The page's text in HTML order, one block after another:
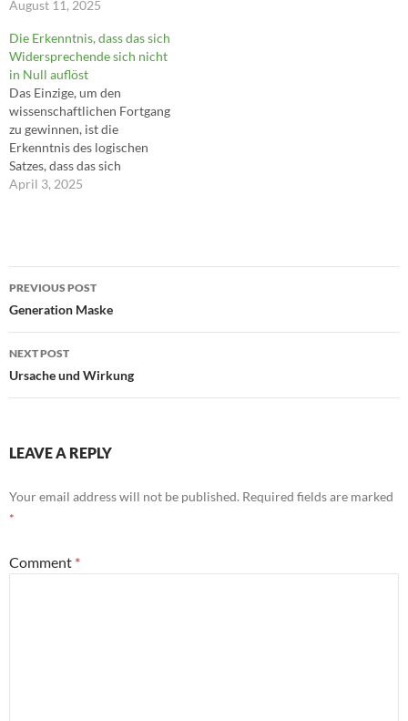
des Dogmas überhaupt. An
Dogmas wird ein anderes,
vielleicht das sozialistische
oder das wissenschaftliche,
treten. Seine
Erscheinungsformen und
psychischen Wirkungen
werden von denen des
religösen nicht…
August 11, 2025
Die Erkenntnis, dass das sich
Widersprechende sich nicht
in Null auflöst
Das Einzige, um den
wissenschaftlichen Fortgang
zu gewinnen, ist die
Erkenntnis des logischen
Satzes, dass das sich
Widersprechende sich nicht
Friedrich Hegel
April 3, 2025
Post
navigation
PREVIOUS POST
Generation Maske
NEXT POST
Ursache und Wirkung
LEAVE A REPLY
Your email address will not be published. Required fields are marked
*
Comment *